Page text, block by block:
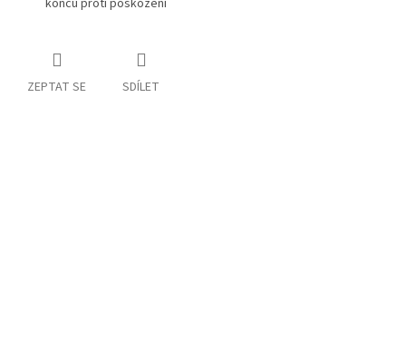
konců proti poškození
ZEPTAT SE SDÍLET